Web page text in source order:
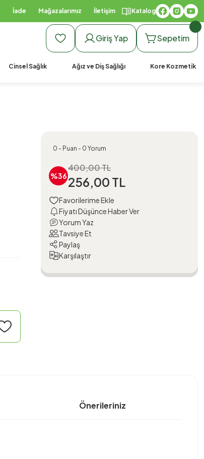
İade Mağazalarımız İletişim Katalog
Giriş Yap Sepetim
Cinsel Sağlık Ağız ve Diş Sağlığı Kore Kozmetik
0 - Puan - 0 Yorum
%36
400,00 TL
256,00 TL
Fiyatı Düşünce Haber Ver
Yorum Yaz
Tavsiye Et
Paylaş
Karşılaştır
Önerileriniz